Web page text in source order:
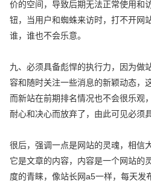
价的空间，导致后期无法正常使用和
钮，当用户和蜘蛛来访时，打不开网
谁，谁也不会乐意。
九、必须具备彪悍的执行力，因为做
容和随时关注一些消息的新颖动态，
而新站在前期排名情况也不会很乐观
耐心和决心而放弃了，由此可见必须
很后，强调一点是网站的灵魂，相信
它是文章的内容，内容是一个网站的
度的青睐，像站长网a5一样，每天发